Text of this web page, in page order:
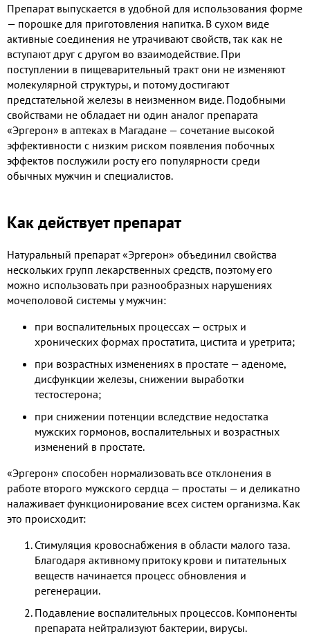
Препарат выпускается в удобной для использования форме
— порошке для приготовления напитка. В сухом виде
активные соединения не утрачивают свойств, так как не
вступают друг с другом во взаимодействие. При
поступлении в пищеварительный тракт они не изменяют
молекулярной структуры, и потому достигают
предстательной железы в неизменном виде. Подобными
свойствами не обладает ни один аналог препарата
«Эргерон» в аптеках в Магадане — сочетание высокой
эффективности с низким риском появления побочных
эффектов послужили росту его популярности среди
обычных мужчин и специалистов.
Как действует препарат
Натуральный препарат «Эргерон» объединил свойства
нескольких групп лекарственных средств, поэтому его
можно использовать при разнообразных нарушениях
мочеполовой системы у мужчин:
при воспалительных процессах — острых и
хронических формах простатита, цистита и уретрита;
при возрастных изменениях в простате — аденоме,
дисфункции железы, снижении выработки
тестостерона;
при снижении потенции вследствие недостатка
мужских гормонов, воспалительных и возрастных
изменений в простате.
«Эргерон» способен нормализовать все отклонения в
работе второго мужского сердца — простаты — и деликатно
налаживает функционирование всех систем организма. Как
это происходит:
Стимуляция кровоснабжения в области малого таза.
Благодаря активному притоку крови и питательных
веществ начинается процесс обновления и
регенерации.
Подавление воспалительных процессов. Компоненты
препарата нейтрализуют бактерии, вирусы.